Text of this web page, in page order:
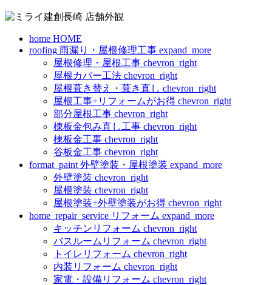
home HOME
roofing 雨漏り・屋根修理工事 expand_more
屋根修理・屋根工事 chevron_right
屋根カバー工法 chevron_right
屋根葺き替え・葺き直し chevron_right
屋根工事+リフォームがお得 chevron_right
部分屋根工事 chevron_right
棟板金包み直し工事 chevron_right
棟板金工事 chevron_right
谷板金工事 chevron_right
format_paint 外壁塗装・屋根塗装 expand_more
外壁塗装 chevron_right
屋根塗装 chevron_right
屋根塗装+外壁塗装がお得 chevron_right
home_repair_service リフォーム expand_more
キッチンリフォーム chevron_right
バスルームリフォーム chevron_right
トイレリフォーム chevron_right
内装リフォーム chevron_right
家電・設備リフォーム chevron_right